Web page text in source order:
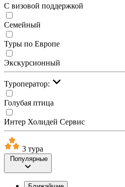
С визовой поддержкой
Семейный
Туры по Европе
Экскурсионный
Туроператор:
Голубая птица
Интер Холидей Сервис
3 тура
Популярные